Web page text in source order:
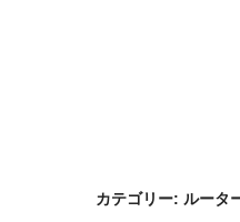
カテゴリー: ルータ